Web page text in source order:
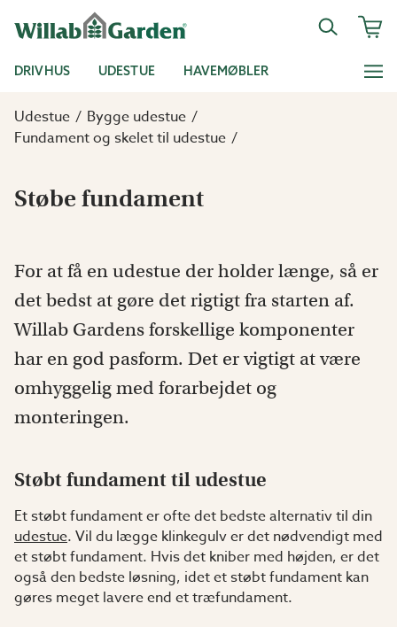
DRIVHUS UDESTUE HAVEMØBLER
Udestue
Bygge udestue
Fundament og skelet til udestue
Støbe fundament
For at få en udestue der holder længe, så er
det bedst at gøre det rigtigt fra starten af.
Willab Gardens forskellige komponenter
har en god pasform. Det er vigtigt at være
omhyggelig med forarbejdet og
monteringen.
Støbt fundament til udestue
Et støbt fundament er ofte det bedste alternativ til din
udestue. Vil du lægge klinkegulv er det nødvendigt med
et støbt fundament. Hvis det kniber med højden, er det
også den bedste løsning, idet et støbt fundament kan
gøres meget lavere end et træfundament.